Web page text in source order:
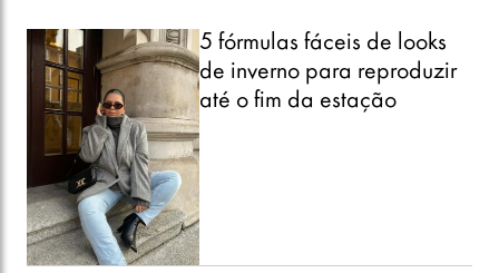
5 fórmulas fáceis de looks
de inverno para reproduzir
até o fim da estação